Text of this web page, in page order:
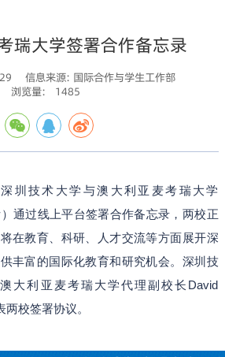
瑞大学签署合作备忘录
信息来源: 国际合作与学生工作部
浏览量:
1485
圳技术大学与澳大利亚麦考瑞大学
）通过线上平台签署合作备忘录，两校正
在教育、科研、人才交流等方面展开深
丰富的国际化教育和研究机会。深圳技
大利亚麦考瑞大学代理副校长David
校签署协议。